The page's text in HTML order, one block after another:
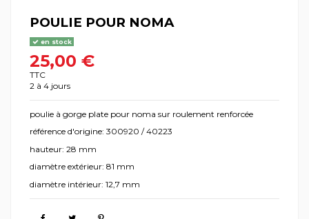
POULIE POUR NOMA
en stock
25,00 €
TTC
2 à 4 jours
poulie à gorge plate pour noma sur roulement renforcée
référence d'origine: 300920 / 40223
hauteur: 28 mm
diamètre extérieur: 81 mm
diamètre intérieur: 12,7 mm